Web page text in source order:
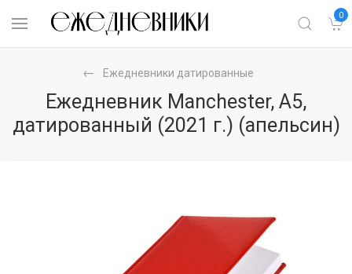
0
Ежедневники датированные
Ежедневник Manchester, А5,
датированный (2021 г.) (апельсин)